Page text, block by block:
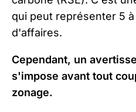
qui peut représenter 5
d'affaires.
Cependant, un
s'impose avant tout
zonage.